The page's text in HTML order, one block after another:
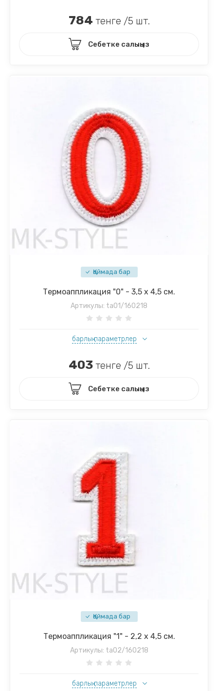
784 тенге /5 шт.
Себетке салыңыз
Қоймада бар
Термоаппликация "0" - 3,5 х 4,5 см.
Артикулы: ta01/160218
барлық параметрлер
403тенге /5 шт.
Себетке салыңыз
Қоймада бар
Термоаппликация "1" - 2,2 х 4,5 см.
Артикулы: ta02/160218
барлық параметрлер